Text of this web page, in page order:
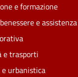
e formazione
e assistenza
e trasporti
urbanistica